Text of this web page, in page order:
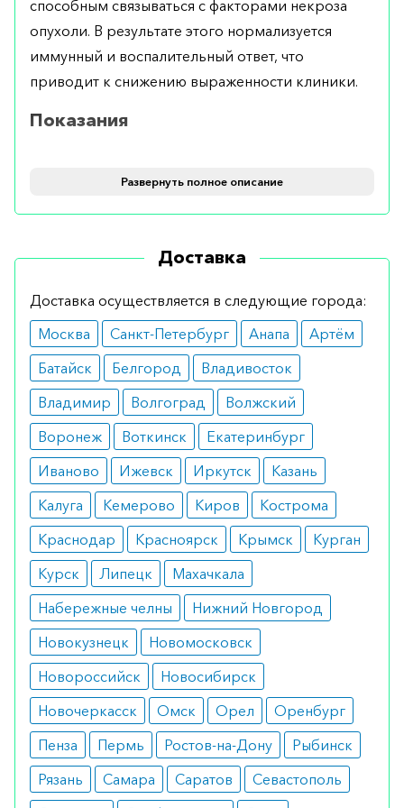
способным связываться с факторами некроза
опухоли. В результате этого нормализуется
иммунный и воспалительный ответ, что
приводит к снижению выраженности клиники.
Показания
ревматоидного артрита, а также спондилита в
активной форме.
Противопоказания
время при остром инфекционном процессе
использовать нельзя.
Побочные эффекты
Не вызывает побочных эффектов при
правильном расчете дозировки. В то же время
пациенты, должны быть готовы к инфекционным
процессам, спровоцированным подавлением
иммунитета.
Режим дозирования
Средней дозировкой является 40 мг. Вводится
инъекция один раз в две недели.
Особые указания
Допускается как для монотерапии, так и в
качестве составляющей комплексного лечения
артрита.
Медики о препарате
Развернуть полное описание
Доставка
Доставка осуществляется в следующие города:
Москва
Санкт-Петербург Анапа
Артём
Батайск
Белгород
Владивосток
Владимир
Волгоград
Волжский
Воронеж
Воткинск
Екатеринбург
Иваново
Ижевск Иркутск
Казань
Калуга
Кемерово Киров
Кострома
Краснодар
Красноярск Крымск
Курган
Курск
Липецк
Махачкала
Набережные челны
Нижний Новгород
Новокузнецк
Новомосковск
Новороссийск
Новосибирск
Новочеркасск
Омск Орел
Оренбург
Пенза
Пермь Ростов-на-Дону
Рыбинск
Рязань
Самара Саратов
Севастополь